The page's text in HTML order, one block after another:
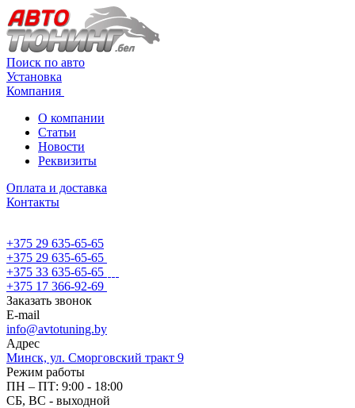
Поиск по авто
Установка
Компания
О компании
Статьи
Новости
Реквизиты
Оплата и доставка
Контакты
+375 29 635-65-65
+375 29 635-65-65
+375 33 635-65-65
+375 17 366-92-69
Заказать звонок
E-mail
info@avtotuning.by
Адрес
Минск, ул. Сморговский тракт 9
Режим работы
ПН – ПТ: 9:00 - 18:00
СБ, ВС - выходной